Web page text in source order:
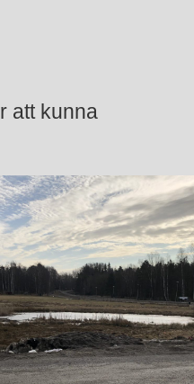
att kunna